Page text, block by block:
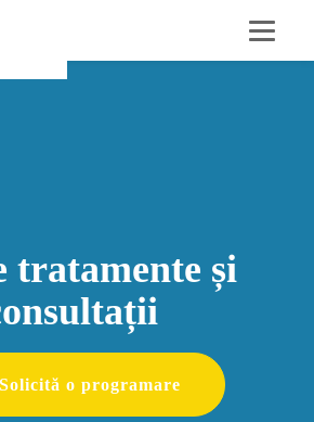
tratamente și
Solicită o programare